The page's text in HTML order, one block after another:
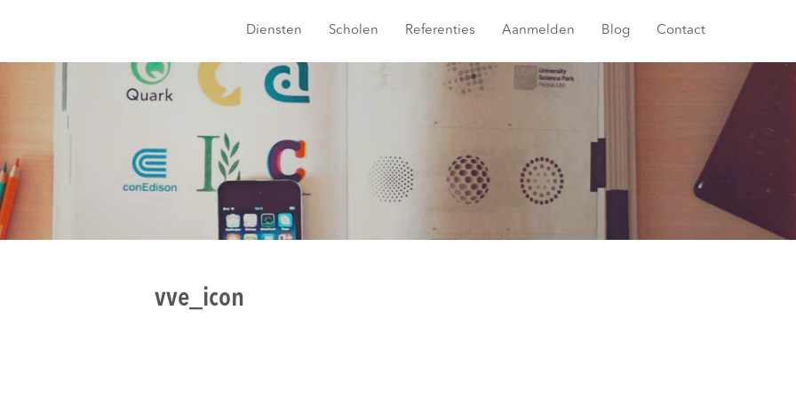
Diensten Scholen Referenties Aanmelden Blog Contact
vve_icon